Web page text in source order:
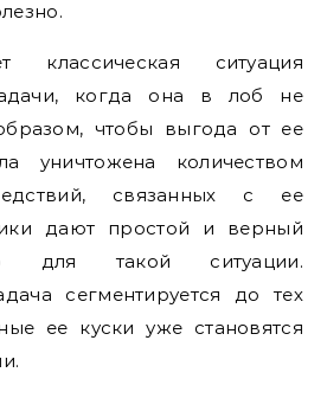
классическая ситуация
когда она в лоб не
чтобы выгода от ее
уничтожена количеством
связанных с ее
дают простой и верный
для такой ситуации.
сегментируется до тех
ее куски уже становятся